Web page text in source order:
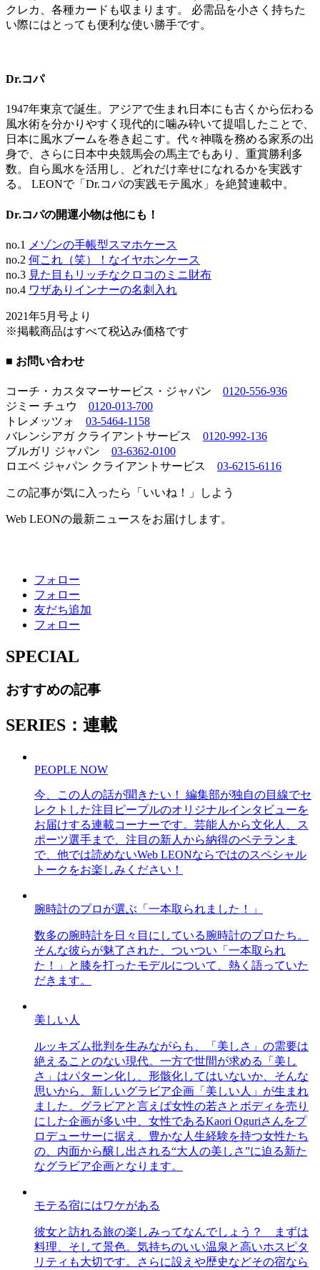
クレカ、各種カードも収まります。 必需品を小さく持ちた
い際にはとっても便利な使い勝手です。
Dr.コパ
1947年東京で誕生。アジアで生まれ日本にも古くから伝わる
風水術を分かりやすく現代的に噛み砕いて提唱したことで、
日本に風水ブームを巻き起こす。代々神職を務める家系の出
身で、さらに日本中央競馬会の馬主でもあり、重賞勝利多
数。自ら風水を活用し、どれだけ幸せになれるかを実践す
る。 LEONで「Dr.コパの実践モテ風水」を絶賛連載中。
Dr.コパの開運小物は他にも！
no.1
メゾンの手帳型スマホケース
no.2 何これ（笑）！なイヤホンケース
no.3 見た目もリッチなクロコのミニ財布
no.4 ワザありインナーの名刺入れ
2021年5月号より
※掲載商品はすべて税込み価格です
■ お問い合わせ
コーチ・カスタマーサービス・ジャパン 0120-556-936
ジミー チュウ 0120-013-700
トレメッツォ 03-5464-1158
バレンシアガ クライアントサービス 0120-992-136
ブルガリ ジャパン 03-6362-0100
ロエベ ジャパン クライアントサービス 03-6215-6116
この記事が気に入ったら「いいね！」しよう
Web LEONの最新ニュースをお届けします。
フォロー
フォロー
友だち追加
フォロー
SPECIAL
おすすめの記事
SERIES：連載
PEOPLE NOW
今、この人の話が聞きたい！ 編集部が独自の目線でセ
レクトした注目ピープルのオリジナルインタビューを
お届けする連載コーナーです。芸能人から文化人、ス
ポーツ選手まで、注目の新人から納得のベテランま
で、他では読めないWeb LEONならではのスペシャル
トークをお楽しみください！
腕時計のプロが選ぶ「一本取られました！」
数多の腕時計を日々目にしている腕時計のプロたち。
そんな彼らが魅了された、ついつい「一本取られ
た！」と膝を打ったモデルについて、熱く語っていた
だきます。
美しい人
ルッキズム批判を生みながらも、「美しさ」の需要は
絶えることのない現代。一方で世間が求める「美し
さ」はパターン化し、形骸化してはいないか、そんな
思いから、新しいグラビア企画「美しい人」が生まれ
ました。グラビアと言えば女性の若さとボディを売り
にした企画が多い中、女性であるKaori Oguriさんをプ
ロデューサーに据え、豊かな人生経験を持つ女性たち
の、内面から醸し出される“大人の美しさ”に迫る新た
なグラビア企画となります。
モテる宿にはワケがある
彼女と訪れる旅の楽しみってなんでしょう？ まずは
料理、そして景色。気持ちのいい温泉と高いホスピタ
リティも大切です。さらに設えや歴史などその宿なら